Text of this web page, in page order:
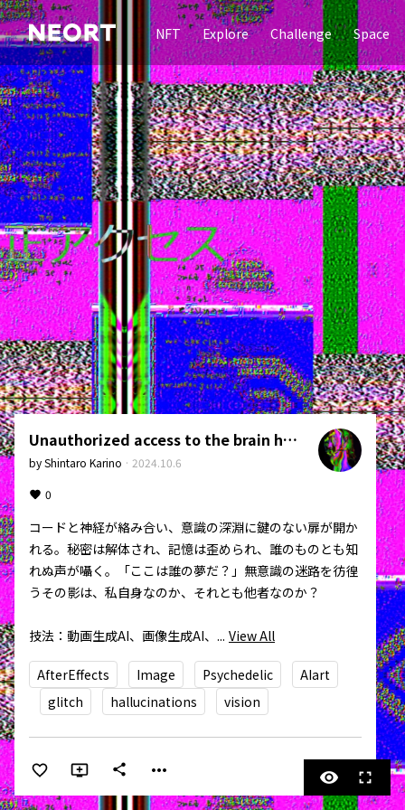
NFT Explore Challenge Space
Unauthorized access to the brain has been detected
byShintaro Karino · 2024.10.6
0
コードと神経が絡み合い、意識の深淵に鍵のない扉が開か
れる。秘密は解体され、記憶は歪められ、誰のものとも知
れぬ声が囁く。「ここは誰の夢だ？」無意識の迷路を彷徨
うその影は、私自身なのか、それとも他者なのか？
技法：動画生成AI、画像生成AI、... View All
AfterEffects Image Psychedelic
AIart
glitch
hallucinations vision
share more_horiz visibility fullscreen